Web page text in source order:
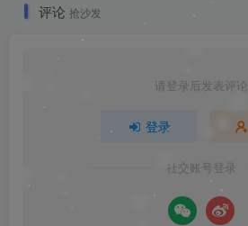
评论 抢沙发
请登录后发表评论
登录
社交账号登录